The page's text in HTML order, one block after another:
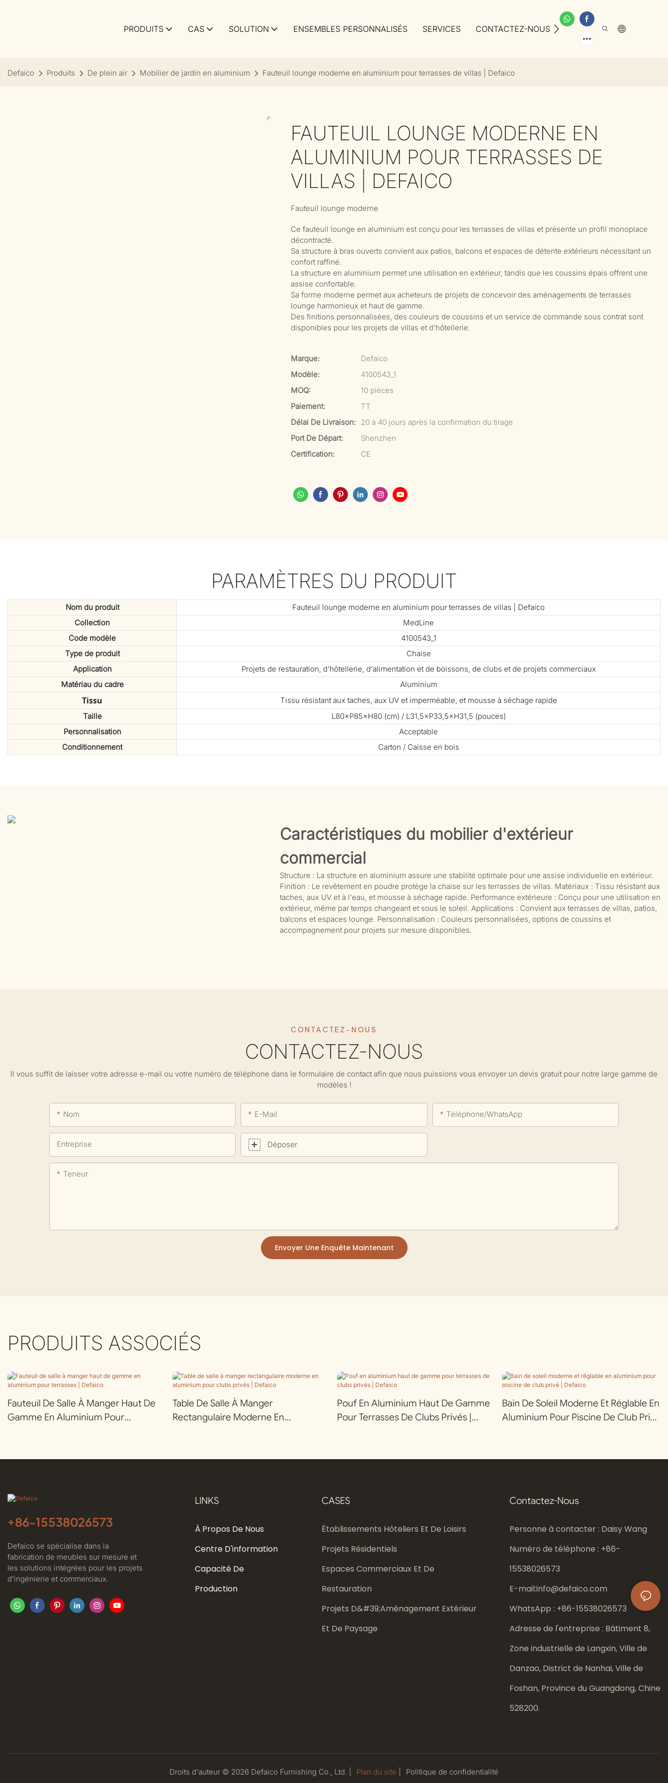
PRODUITS CAS SOLUTION ENSEMBLES PERSONNALISÉS SERVICES CONTACTEZ-NOUS À PROPOS DE NOUS
Defaico Produits De plein air Mobilier de jardin en aluminium Fauteuil lounge moderne en aluminium pour terrasses de villas | Defaico
FAUTEUIL LOUNGE MODERNE EN
ALUMINIUM POUR TERRASSES DE
VILLAS | DEFAICO
Fauteuil lounge moderne
Ce fauteuil lounge en aluminium est conçu pour les terrasses de villas et présente un profil monoplace
décontracté.
Sa structure à bras ouverts convient aux patios, balcons et espaces de détente extérieurs nécessitant un
confort raffiné.
La structure en aluminium permet une utilisation en extérieur, tandis que les coussins épais offrent une
assise confortable.
Sa forme moderne permet aux acheteurs de projets de concevoir des aménagements de terrasses
lounge harmonieux et haut de gamme.
Des finitions personnalisées, des couleurs de coussins et un service de commande sous contrat sont
disponibles pour les projets de villas et d'hôtellerie.
Marque:
Defaico
Modèle:
4100543_1
MOQ:
10 pièces
Paiement:
TT
Délai De Livraison: 20 à 40 jours après la confirmation du tirage
Port De Départ:
Shenzhen
Certification:
CE
PARAMÈTRES DU PRODUIT
Nom du produit
Fauteuil lounge moderne en aluminium pour terrasses de villas | Defaico
Collection
MedLine
Code modèle
4100543_1
Type de produit
Chaise
Application
Projets de restauration, d'hôtellerie, d'alimentation et de boissons, de clubs et de projets commerciaux
Matériau du cadre
Aluminium
Tissu
Tissu résistant aux taches, aux UV et imperméable, et mousse à séchage rapide
Taille
L80×P85×H80 (cm) / L31,5×P33,5×H31,5 (pouces)
Personnalisation
Acceptable
Conditionnement
Carton / Caisse en bois
Caractéristiques du mobilier d'extérieur
commercial
Structure : La structure en aluminium assure une stabilité optimale pour une assise individuelle en extérieur.
Finition : Le revêtement en poudre protège la chaise sur les terrasses de villas. Matériaux : Tissu résistant aux
taches, aux UV et à l'eau, et mousse à séchage rapide. Performance extérieure : Conçu pour une utilisation en
extérieur, même par temps changeant et sous le soleil. Applications : Convient aux terrasses de villas, patios,
balcons et espaces lounge. Personnalisation : Couleurs personnalisées, options de coussins et
accompagnement pour projets sur mesure disponibles.
CONTACTEZ-NOUS
CONTACTEZ-NOUS
Il vous suffit de laisser votre adresse e-mail ou votre numéro de téléphone dans le formulaire de contact afin que nous puissions vous envoyer un devis gratuit pour notre large gamme de
modèles !
Nom E-Mail Téléphone/WhatsApp
Entreprise Déposer
Teneur
Envoyer Une Enquête Maintenant
PRODUITS ASSOCIÉS
Fauteuil De Salle À Manger Haut De
Gamme En Aluminium Pour
Table De Salle À Manger
Rectangulaire Moderne En
Pouf En Aluminium Haut De Gamme
Pour Terrasses De Clubs Privés |
Bain De Soleil Moderne Et Réglable En
Aluminium Pour Piscine De Club Privé
+86-15538026573
Defaico se spécialise dans la
fabrication de meubles sur mesure et
les solutions intégrées pour les projets
d'ingénierie et commerciaux.
LINKS
À Propos De Nous
Centre D'information
Capacité De
Production
CASES
Établissements Hôteliers Et De Loisirs
Projets Résidentiels
Espaces Commerciaux Et De
Restauration
Projets D&#39;aménagement Extérieur
Et De Paysage
Contactez-Nous
Personne à contacter : Daisy Wang
Numéro de téléphone : +86-
15538026573
E-mail:info@defaico.com
WhatsApp : +86-15538026573
Adresse de l'entreprise : Bâtiment 8,
Zone industrielle de Langxin, Ville de
Danzao, District de Nanhai, Ville de
Foshan, Province du Guangdong, Chine
528200.
Droits d'auteur © 2026 Defaico Furnishing Co., Ltd. | Plan du site Politique de confidentialité